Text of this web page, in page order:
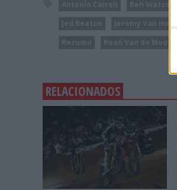
RELACIONADOS